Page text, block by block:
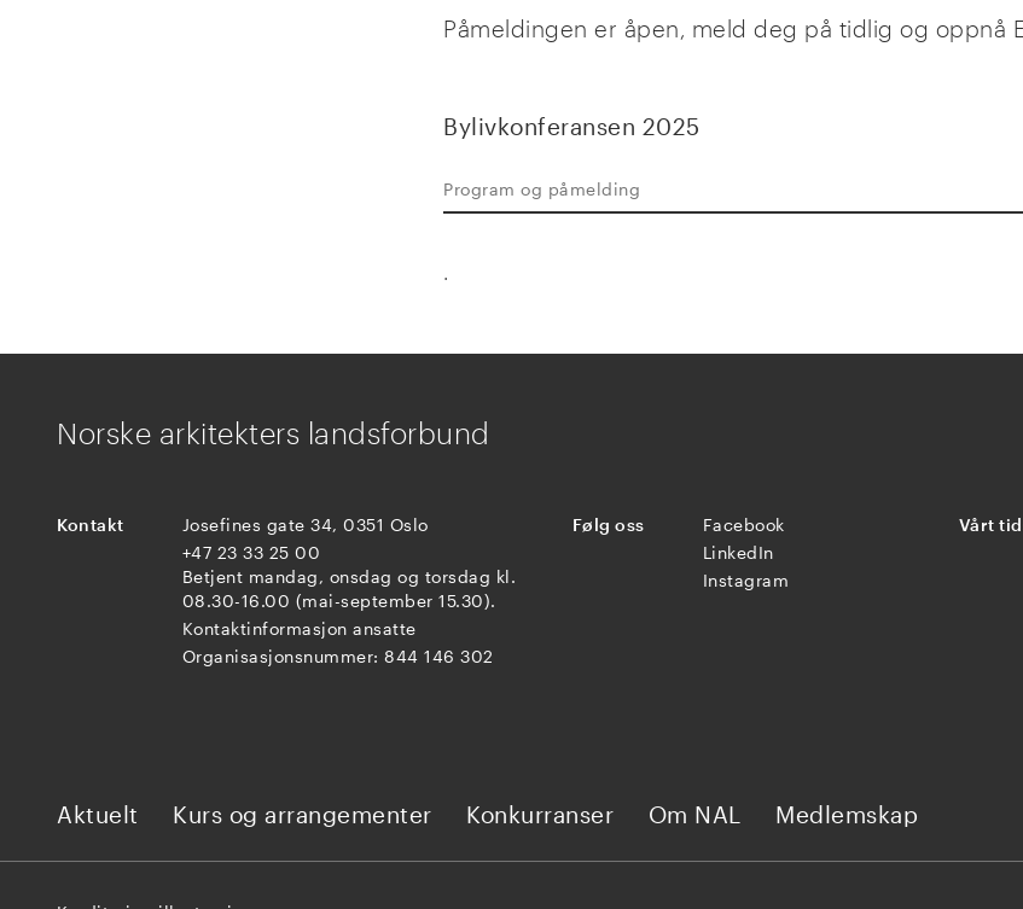
Påmeldingen er åpen, meld deg på tidlig og oppnå
Bylivkonferansen 2025
Program og påmelding
.
Norske arkitekters landsforbund
Kontakt
Josefines gate 34, 0351 Oslo
+47 23 33 25 00
Betjent mandag, onsdag og torsdag kl.
08.30-16.00 (mai-september 15.30).
Kontaktinformasjon ansatte
Organisasjonsnummer: 844 146 302
Følg oss
Facebook
LinkedIn
Instagram
Vårt
Aktuelt Kurs og arrangementer Konkurranser Om NAL Medlemskap